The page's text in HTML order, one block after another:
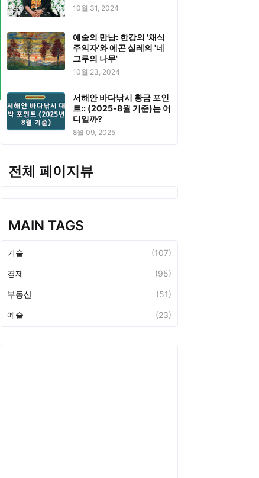
10월 31, 2024
예술의 만남: 한강의 '채식
주의자'와 에곤 실레의 '네
그루의 나무'
10월 23, 2024
서해안 바다낚시 황금 포인
트:: (2025-8월 기준)는 어
디일까?
8월 09, 2025
전체 페이지뷰
MAIN TAGS
기술 (107)
경제 (95)
부동산 (51)
예술 (23)